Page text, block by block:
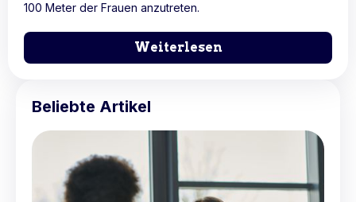
100 Meter der Frauen anzutreten.
Weiterlesen
Beliebte Artikel